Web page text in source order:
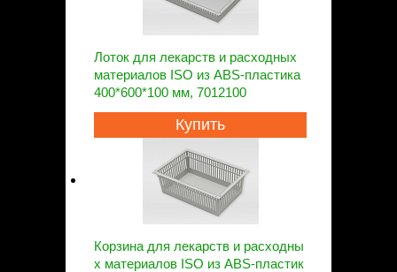
Лоток для лекарств и расходных
материалов ISO из ABS-пластика
400*600*100 мм, 7012100
Купить
Корзина для лекарств и расходны
х материалов ISO из ABS-пластик